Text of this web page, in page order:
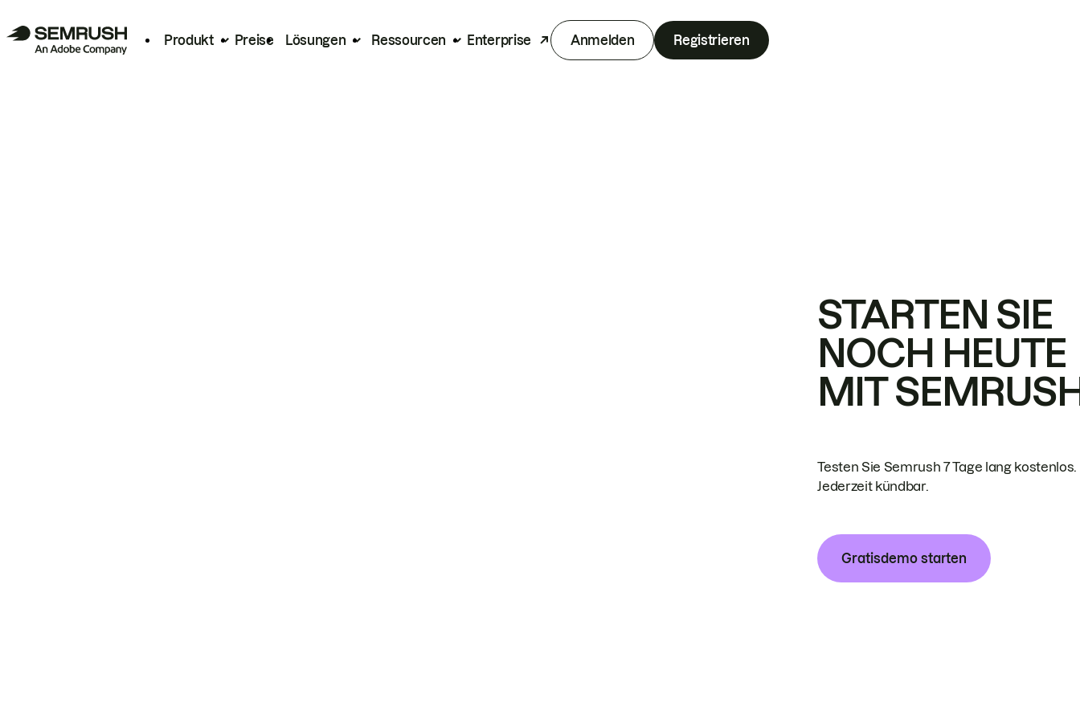
Produkt Preise Lösungen Ressourcen Enterprise Anmelden Registrieren
STARTEN SIE
NOCH HEUTE
MIT
Testen Sie Semrush 7 Tage lang kostenlos.
Jederzeit kündbar.
Gratisdemo starten